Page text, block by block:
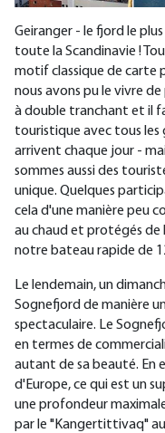
Geiranger - le fjord le
toute la Scandinavie !
motif classique de carte
nous avons pu le vivre
à double tranchant et il
touristique avec tous les
arrivent chaque jour -
sommes aussi des
unique. Quelques
cela d'une manière peu
au chaud et protégés de
notre bateau rapide de
Le lendemain, un
Sognefjord de manière
spectaculaire. Le
en termes de
autant de sa beauté. En
d'Europe, ce qui est un
une profondeur
par le "Kangertittivaq"